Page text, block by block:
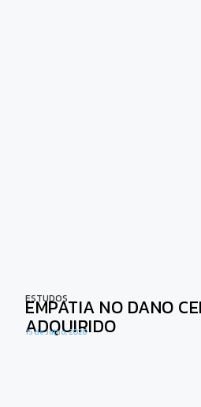
ESTUDOS
EMPATIA NO DANO
ADQUIRIDO
15 de Julho, 2026